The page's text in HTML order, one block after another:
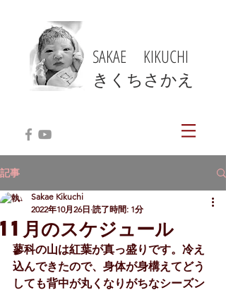
SAKAE KIKUCHI
​きくちさかえ
記事
11月のスケジュール
Sakae Kikuchi
2022年10月26日 読了時間: 1分
蓼科の山は紅葉が真っ盛りです。冷え
込んできたので、身体が身構えてどう
しても背中が丸くなりがちなシーズン